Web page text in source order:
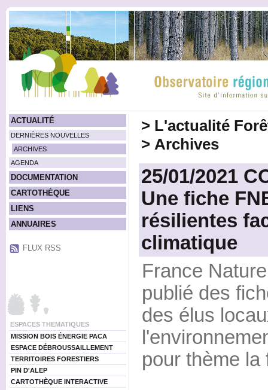
ACTUALITÉ
DERNIÈRES NOUVELLES
ARCHIVES
AGENDA
DOCUMENTATION
CARTOTHÈQUE
LIENS
ANNUAIRES
FLUX RSS
ESPACES THEMATIQUES
MISSION BOIS ÉNERGIE PACA
ESPACE DÉBROUSSAILLEMENT
TERRITOIRES FORESTIERS
PIN D'ALEP
CARTOTHÈQUE INTERACTIVE
> L'actualité
> Archives
25/01/2021
Une fiche
résilientes
climatique
France
publié des
des élus
pour thème la